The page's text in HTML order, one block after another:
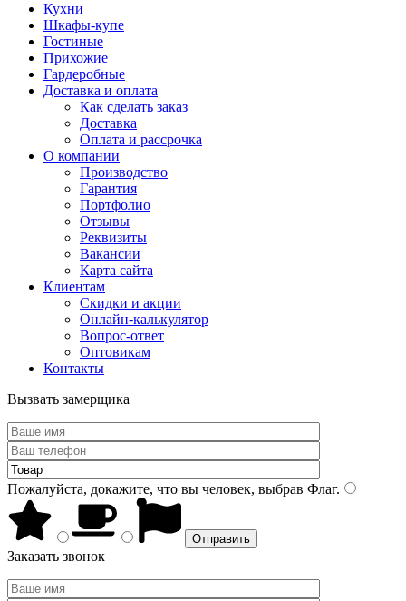
Кухни
Шкафы-купе
Гостиные
Прихожие
Гардеробные
Доставка и оплата
Как сделать заказ
Доставка
Оплата и рассрочка
О компании
Производство
Гарантия
Портфолио
Отзывы
Реквизиты
Вакансии
Карта сайта
Клиентам
Скидки и акции
Онлайн-калькулятор
Вопрос-ответ
Оптовикам
Контакты
Вызвать замерщика
Пожалуйста, докажите, что вы человек, выбрав Флаг.
Заказать звонок